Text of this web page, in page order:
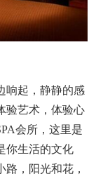
响起，静静的感
验艺术，体验心
会所，这里是
你生活的文化
，阳光和花，